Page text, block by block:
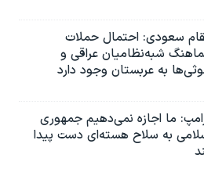
سعودی: احتمال حملات
شبه‌نظامیان عراقی و
به عربستان وجود دارد
ما اجازه نمی‌دهیم جمهوری
به سلاح هسته‌ای دست پیدا